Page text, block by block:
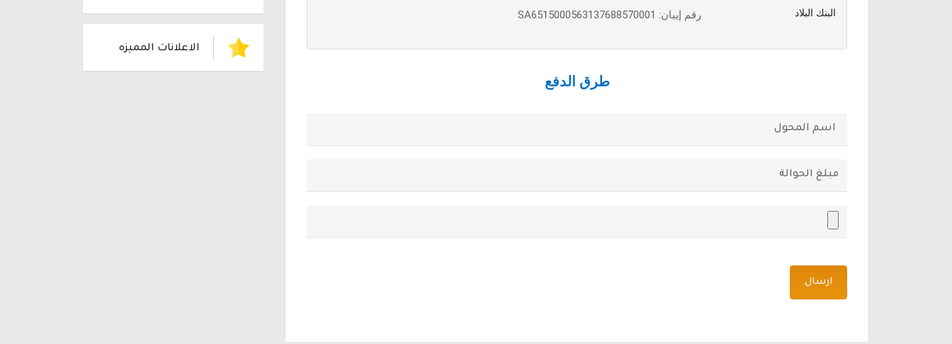
البنك البلاد رقم إيبان: SA6515000563137688570001
طرق الدفع
ارسال
الاعلانات المميزه